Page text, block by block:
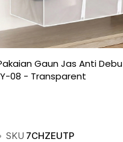
Gaun Jas Anti Debu
08 - Transparent
SKU 7CHZEUTP